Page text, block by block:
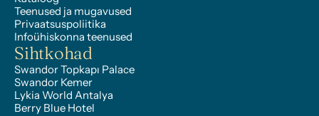
Teenused ja mugavused
Privaatsuspoliitika
Infoühiskonna teenused
Sihtkohad
Swandor Topkapı Palace
Swandor Kemer
Lykia World Antalya
Berry Blue Hotel